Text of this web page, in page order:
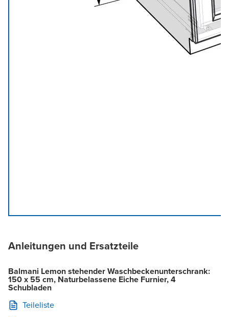
Anleitungen und Ersatzteile
Balmani Lemon stehender Waschbeckenunterschrank:
150 x 55 cm, Naturbelassene Eiche Furnier, 4
Schubladen
Teileliste